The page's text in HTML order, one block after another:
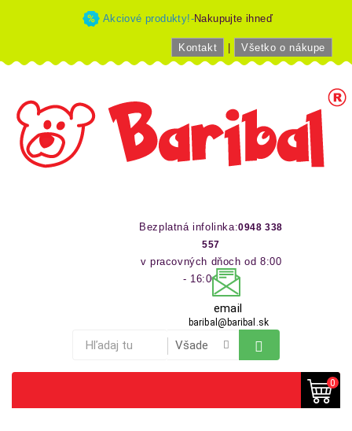
Akciové produkty!-Nakupujte ihneď
Kontakt Všetko o nákupe
Bezplatná infolinka:0948 338
557
v pracovných dňoch od 8:00
- 16:00 hod
email
baribal@baribal.sk
0